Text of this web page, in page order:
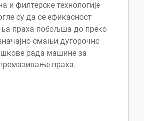
и филтерске технологије
су да се ефикасност
праха побољша до преко
смањи дугорочно
рада машине за
праха.